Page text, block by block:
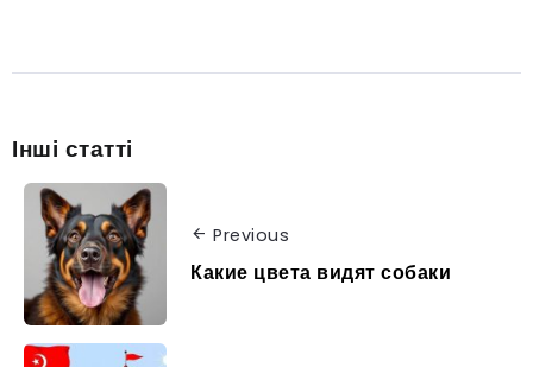
Інші статті
Previous
Какие цвета видят собаки